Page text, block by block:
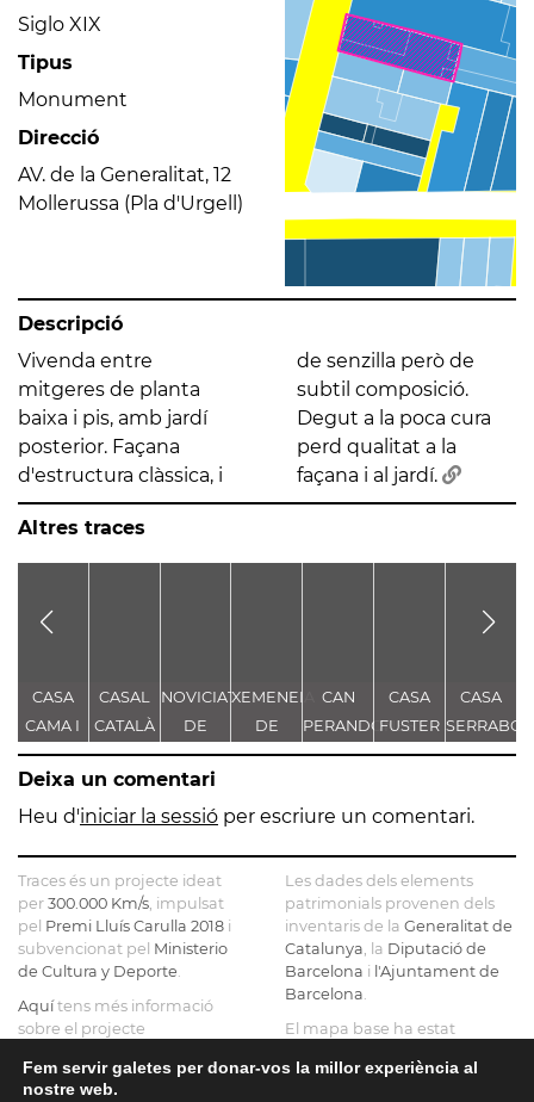
Siglo XIX
Tipus
Monument
Direcció
AV. de la Generalitat, 12
Mollerussa (Pla d'Urgell)
Descripció
Vivenda entre
mitgeres de planta
baixa i pis, amb jardí
posterior. Façana
d'estructura clàssica, i
de senzilla però de
subtil composició.
Degut a la poca cura
perd qualitat a la
façana i al jardí.
Altres traces
CASA
CAMA I
ESCURRA
CASAL
CATALÀ
NOVICIAT
DE
NOSTRA
SENYORA
DE LA
XEMENEIA
DE
L'ANTIGA
C.E.L.O.
CAN
PERANDONES
- CASA
FARJAS
CASA
FUSTER
CASA
SERRABOU
Deixa un comentari
Heu d'iniciar la sessió per escriure un comentari.
Traces és un projecte ideat
per 300.000 Km/s , impulsat
pel Premi Lluís Carulla 2018 i
subvencionat pel Ministerio
de Cultura y Deporte
Aquítens més informació
sobre el projecte
Si ens vols contactar pots fer-
ho ainfo@tracesmap.org
Les dades dels elements
patrimonials provenen dels
inventaris de la Generalitat de
Catalunya , la Diputació de
Barcelona i l'Ajuntament de
Barcelona
El mapa base ha estat
Direcció General del Cadastre
Fem servir galetes per donar-vos la millor experiència al
nostre web.